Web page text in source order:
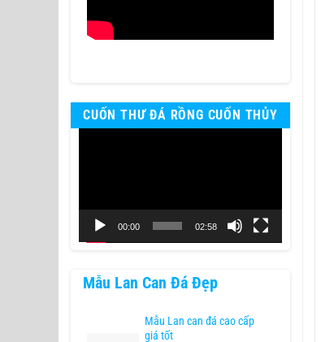
CUỐN THƯ ĐÁ RỒNG CUỐN THỦY
00:00 02:58
Mẫu Lan Can Đá Đẹp
Mẫu Lan can đá cao cấp
giá tốt